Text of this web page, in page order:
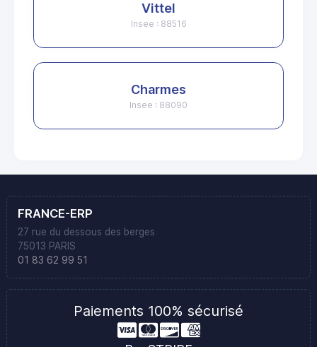
Vittel
Insee : 88516
Charmes
Insee : 88090
FRANCE-ERP
27 rue du dessous des berges
75013 PARIS
01 83 62 99 51
Paiements 100% sécurisé